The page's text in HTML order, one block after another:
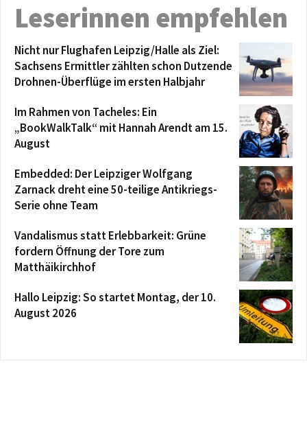
Leserinnen empfehlen
Nicht nur Flughafen Leipzig/Halle als Ziel:
Sachsens Ermittler zählten schon Dutzende
Drohnen-Überflüge im ersten Halbjahr
Im Rahmen von Tacheles: Ein
„BookWalkTalk“ mit Hannah Arendt am 15.
August
Embedded: Der Leipziger Wolfgang
Zarnack dreht eine 50-teilige Antikriegs-
Serie ohne Team
Vandalismus statt Erlebbarkeit: Grüne
fordern Öffnung der Tore zum
Matthäikirchhof
Hallo Leipzig: So startet Montag, der 10.
August 2026